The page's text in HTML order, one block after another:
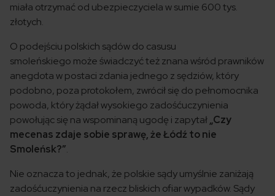
miała otrzymać od ubezpieczyciela w sumie 600 tys.
złotych.
O podejściu polskich sądów do casusu
smoleńskiego może świadczyć też znana wśród prawników
anegdota w postaci zdania jednego z sędziów, który
podobno, poza protokołem, zwrócił się do pełnomocnika
powoda, który żądał wysokiego zadośćuczynienia
powołując się na wspominaną ugodę i zapytał„Czy
mecenas zdaje sobie sprawę, że Łódź to nie
Smoleńsk?”.
Nie oznacza to jednak, że polskie sądy umyślnie zaniżają
zadośćuczynienia na rzecz bliskich ofiar wypadków. Sądy